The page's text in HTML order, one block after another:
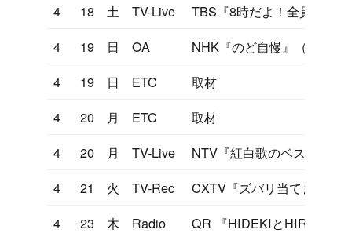
4
18 土 TV-Live
TBS『8時だよ！全員集合』
4
19 日 OA
NHK『のど自慢』（神奈川
4
19 日 ETC
取材
4
20 月 ETC
取材
4
20 月 TV-Live
NTV『紅白歌のベストテン
4
21 火 TV-Rec
CXTV『ズバリ当てましょ
4
23 木 Radio
QR 『HIDEKIとHIROMIの